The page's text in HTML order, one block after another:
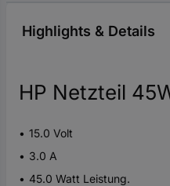
Highlights & Details
HP Netzteil
15.0 Volt
3.0 A
45.0 Watt Leistung.